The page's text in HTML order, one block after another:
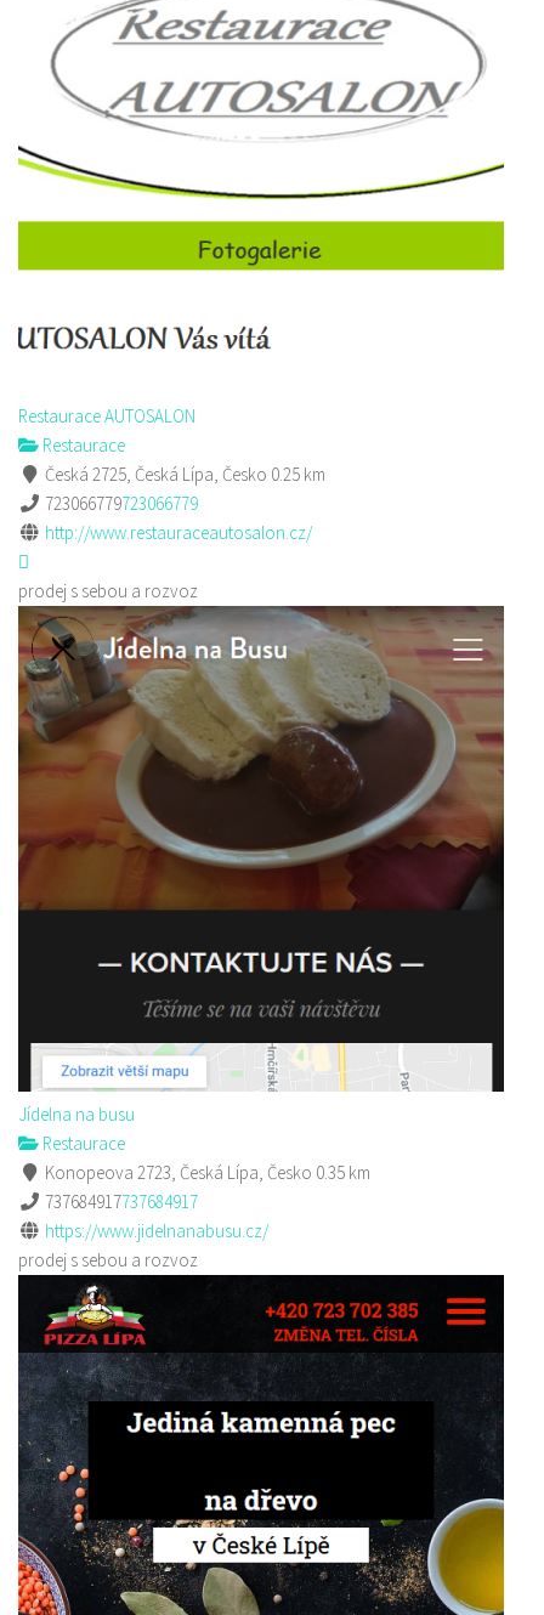
Restaurace AUTOSALON
Restaurace
Česká 2725, Česká Lípa, Česko 0.25 km
723066779723066779
http://www.restauraceautosalon.cz/
prodej s sebou a rozvoz
Jídelna na busu
Restaurace
Konopeova 2723, Česká Lípa, Česko 0.35 km
737684917737684917
https://www.jidelnanabusu.cz/
prodej s sebou a rozvoz